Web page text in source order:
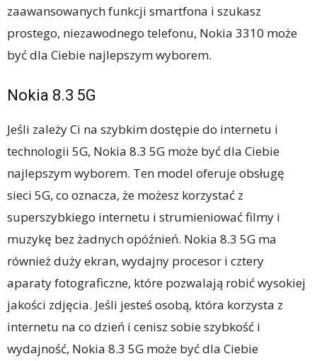
zaawansowanych funkcji smartfona i szukasz
prostego, niezawodnego telefonu, Nokia 3310 może
być dla Ciebie najlepszym wyborem.
Nokia 8.3 5G
Jeśli zależy Ci na szybkim dostępie do internetu i
technologii 5G, Nokia 8.3 5G może być dla Ciebie
najlepszym wyborem. Ten model oferuje obsługę
sieci 5G, co oznacza, że możesz korzystać z
superszybkiego internetu i strumieniować filmy i
muzykę bez żadnych opóźnień. Nokia 8.3 5G ma
również duży ekran, wydajny procesor i cztery
aparaty fotograficzne, które pozwalają robić wysokiej
jakości zdjęcia. Jeśli jesteś osobą, która korzysta z
internetu na co dzień i cenisz sobie szybkość i
wydajność, Nokia 8.3 5G może być dla Ciebie